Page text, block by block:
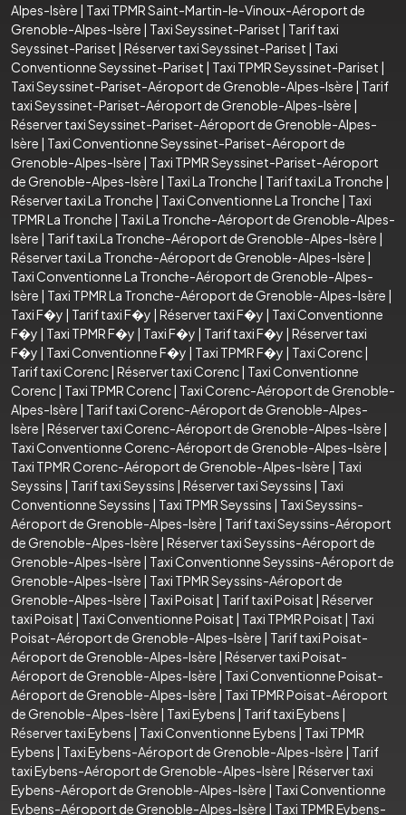
Alpes-Isère | Taxi TPMR Saint-Martin-le-Vinoux-Aéroport de
Grenoble-Alpes-Isère | Taxi Seyssinet-Pariset | Tarif taxi
Seyssinet-Pariset | Réserver taxi Seyssinet-Pariset | Taxi
Conventionne Seyssinet-Pariset | Taxi TPMR Seyssinet-Pariset |
Taxi Seyssinet-Pariset-Aéroport de Grenoble-Alpes-Isère | Tarif
taxi Seyssinet-Pariset-Aéroport de Grenoble-Alpes-Isère |
Réserver taxi Seyssinet-Pariset-Aéroport de Grenoble-Alpes-
Isère | Taxi Conventionne Seyssinet-Pariset-Aéroport de
Grenoble-Alpes-Isère | Taxi TPMR Seyssinet-Pariset-Aéroport
de Grenoble-Alpes-Isère | Taxi La Tronche | Tarif taxi La Tronche |
Réserver taxi La Tronche | Taxi Conventionne La Tronche | Taxi
TPMR La Tronche | Taxi La Tronche-Aéroport de Grenoble-Alpes-
Isère | Tarif taxi La Tronche-Aéroport de Grenoble-Alpes-Isère |
Réserver taxi La Tronche-Aéroport de Grenoble-Alpes-Isère |
Taxi Conventionne La Tronche-Aéroport de Grenoble-Alpes-
Isère | Taxi TPMR La Tronche-Aéroport de Grenoble-Alpes-Isère |
Taxi F�y | Tarif taxi F�y | Réserver taxi F�y | Taxi Conventionne
F�y | Taxi TPMR F�y | Taxi F�y | Tarif taxi F�y | Réserver taxi
F�y | Taxi Conventionne F�y | Taxi TPMR F�y | Taxi Corenc|
Tarif taxi Corenc| Réserver taxi Corenc| Taxi Conventionne
Corenc| Taxi TPMR Corenc| Taxi Corenc-Aéroport de Grenoble-
Alpes-Isère | Tarif taxi Corenc-Aéroport de Grenoble-Alpes-
Isère | Réserver taxi Corenc-Aéroport de Grenoble-Alpes-Isère |
Taxi Conventionne Corenc-Aéroport de Grenoble-Alpes-Isère |
Taxi TPMR Corenc-Aéroport de Grenoble-Alpes-Isère | Taxi
Seyssins | Tarif taxi Seyssins | Réserver taxi Seyssins | Taxi
Conventionne Seyssins | Taxi TPMR Seyssins | Taxi Seyssins-
Aéroport de Grenoble-Alpes-Isère | Tarif taxi Seyssins-Aéroport
de Grenoble-Alpes-Isère | Réserver taxi Seyssins-Aéroport de
Grenoble-Alpes-Isère | Taxi Conventionne Seyssins-Aéroport de
Grenoble-Alpes-Isère | Taxi TPMR Seyssins-Aéroport de
Grenoble-Alpes-Isère | Taxi Poisat | Tarif taxi Poisat | Réserver
taxi Poisat | Taxi Conventionne Poisat | Taxi TPMR Poisat | Taxi
Poisat-Aéroport de Grenoble-Alpes-Isère | Tarif taxi Poisat-
Aéroport de Grenoble-Alpes-Isère | Réserver taxi Poisat-
Aéroport de Grenoble-Alpes-Isère | Taxi Conventionne Poisat-
Aéroport de Grenoble-Alpes-Isère | Taxi TPMR Poisat-Aéroport
de Grenoble-Alpes-Isère | Taxi Eybens | Tarif taxi Eybens |
Réserver taxi Eybens | Taxi Conventionne Eybens | Taxi TPMR
Eybens | Taxi Eybens-Aéroport de Grenoble-Alpes-Isère | Tarif
taxi Eybens-Aéroport de Grenoble-Alpes-Isère | Réserver taxi
Eybens-Aéroport de Grenoble-Alpes-Isère | Taxi Conventionne
Eybens-Aéroport de Grenoble-Alpes-Isère | Taxi TPMR Eybens-